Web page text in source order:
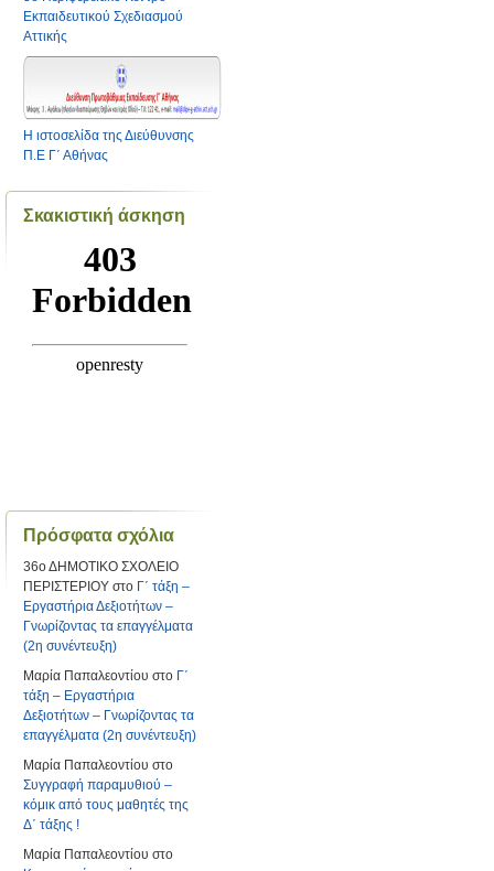
Εκπαιδευτικού Σχεδιασμού
Αττικής
Η ιστοσελίδα της Διεύθυνσης
Π.Ε Γ΄ Αθήνας
Σκακιστική άσκηση
Πρόσφατα σχόλια
36ο ΔΗΜΟΤΙΚΟ ΣΧΟΛΕΙΟ
ΠΕΡΙΣΤΕΡΙΟΥ στο Γ΄ τάξη –
Εργαστήρια Δεξιοτήτων –
Γνωρίζοντας τα επαγγέλματα
(2η συνέντευξη)
Μαρία Παπαλεοντίου στο Γ΄
τάξη – Εργαστήρια
Δεξιοτήτων – Γνωρίζοντας τα
επαγγέλματα (2η συνέντευξη)
Μαρία Παπαλεοντίου στο
Συγγραφή παραμυθιού –
κόμικ από τους μαθητές της
Δ΄ τάξης !
Μαρία Παπαλεοντίου στο